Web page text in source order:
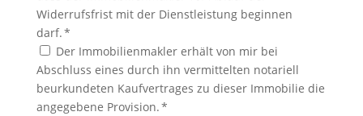
Widerrufsfrist mit der Dienstleistung beginnen
darf. *
Der Immobilienmakler erhält von mir bei
Abschluss eines durch ihn vermittelten notariell
beurkundeten Kaufvertrages zu dieser Immobilie die
angegebene Provision. *